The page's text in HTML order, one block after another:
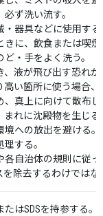
ず洗い流す。
器具などに使用す
に、飲食または喫煙
・手をよく洗う。
液が飛び出す恐れ
い箇所に使う場合
真上に向けて散布し
れに沈殿物を生じ
への放出を避ける。
する。
自治体の規則に従っ
除去するわけではな
はSDSを持参する。